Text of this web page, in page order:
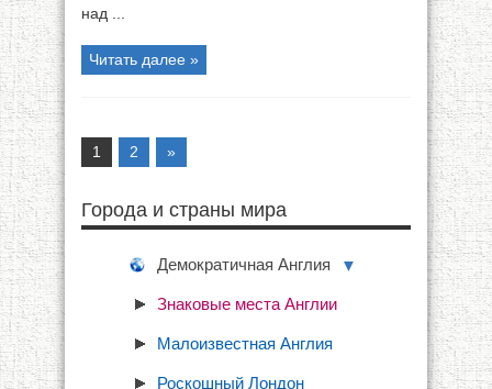
над ...
Читать далее »
1 2 »
Города и страны мира
Демократичная Англия ▼
Знаковые места Англии
Малоизвестная Англия
Роскошный Лондон